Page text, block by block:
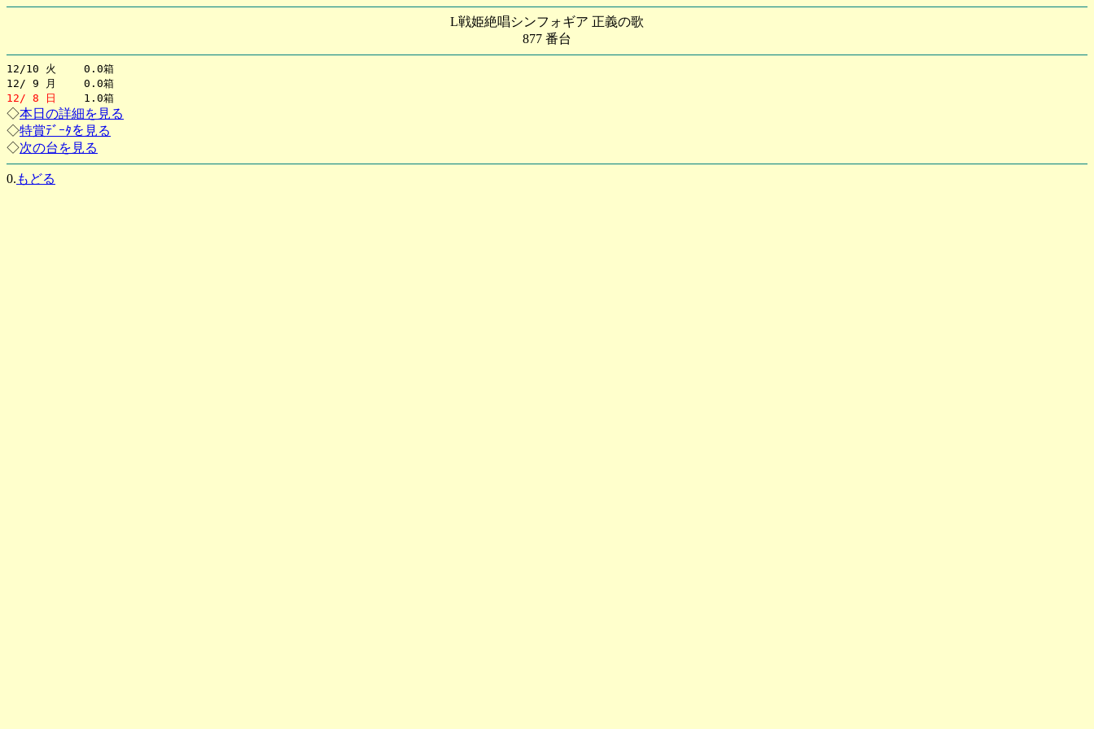
L戦姫絶唱シンフォギア 正義の歌
877 番台
12/10 火 0.0箱
12/ 9 月 0.0箱
12/ 8 日
1.0箱
◇本日の詳細を見る
◇特賞ﾃﾞｰﾀを見る
◇次の台を見る
0. もどる